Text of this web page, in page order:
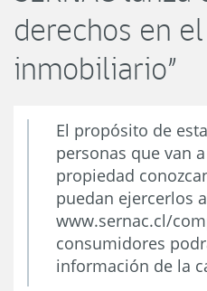
derechos en
inmobiliario”
El propósito de
personas que van
propiedad
puedan ejercerlos
www.sernac.cl/
consumidores
información de la